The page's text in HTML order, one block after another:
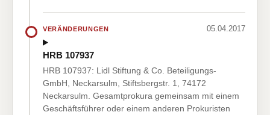
VERÄNDERUNGEN 05.04.2017
HRB 107937
HRB 107937: Lidl Stiftung & Co. Beteiligungs-
GmbH, Neckarsulm, Stiftsbergstr. 1, 74172
Neckarsulm. Gesamtprokura gemeinsam mit einem
Geschäftsführer oder einem anderen Prokuristen